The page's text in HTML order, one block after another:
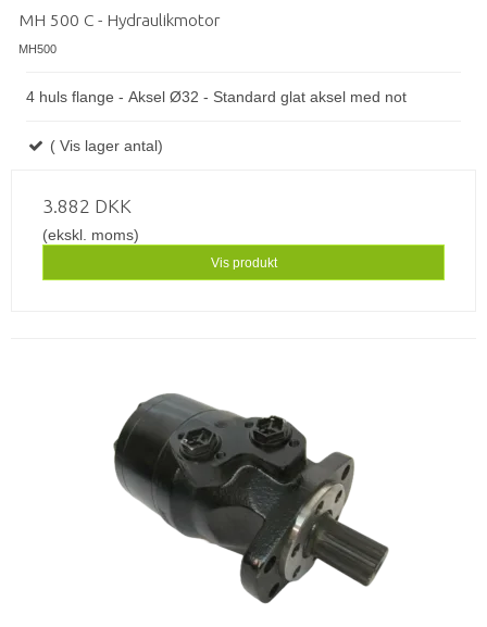
MH 500 C - Hydraulikmotor
MH500
4 huls flange - Aksel Ø32 - Standard glat aksel med not
( Vis lager antal)
3.882 DKK
(ekskl. moms)
Vis produkt